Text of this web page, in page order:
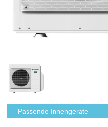
Passende Innengeräte